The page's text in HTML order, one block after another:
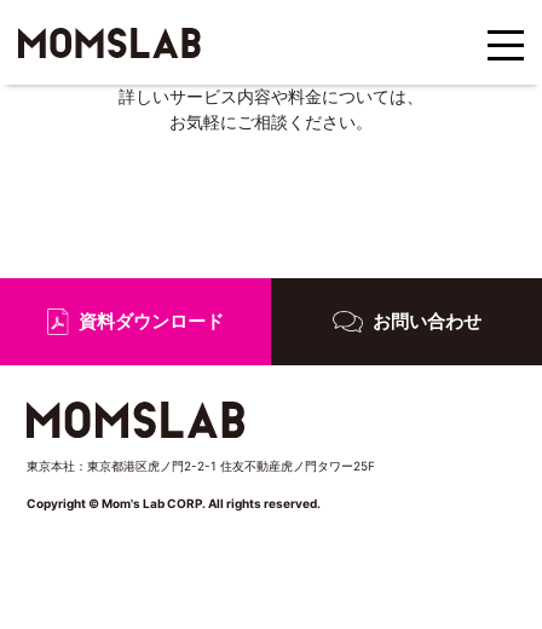
詳しいサービス内容や料金については、
お気軽にご相談ください。
資料ダウンロード お問い合わせ
東京本社：東京都港区虎ノ門2-2-1 住友不動産虎ノ門タワー25F
Copyright © Mom's Lab CORP. All rights reserved.